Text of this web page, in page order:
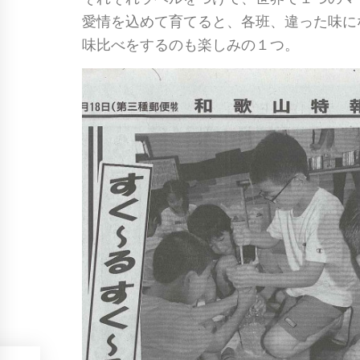
愛情を込めて育てると、各班、違った味
味比べをするのも楽しみの１つ。